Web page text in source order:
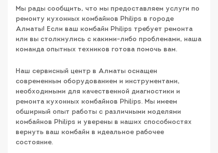
Мы рады сообщить, что мы предоставляем услуги по
ремонту кухонных комбайнов Philips в городе
Алматы! Если ваш комбайн Philips требует ремонта
или вы столкнулись с какими-либо проблемами, наша
команда опытных техников готова помочь вам.
Наш сервисный центр в Алматы оснащен
современным оборудованием и инструментами,
необходимыми для качественной диагностики и
ремонта кухонных комбайнов Philips. Мы имеем
обширный опыт работы с различными моделями
комбайнов Philips и уверены в наших способностях
вернуть ваш комбайн в идеальное рабочее
состояние.